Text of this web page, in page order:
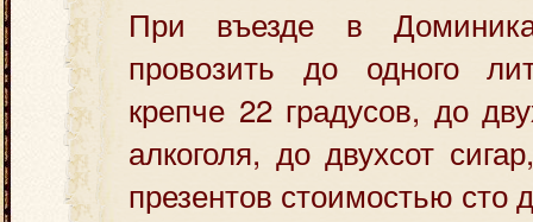
При въезде в
провозить до одного
крепче 22 градусов, до
алкоголя, до двухсот
презентов стоимостью